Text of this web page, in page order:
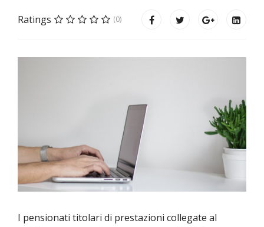
Ratings (0)
I pensionati titolari di prestazioni collegate al